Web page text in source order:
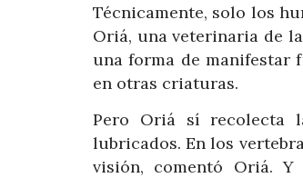
Técnicamente, solo los
Oriá, una veterinaria de
una forma de manifestar
en otras criaturas.
Pero Oriá sí recolecta
lubricados. En los
visión, comentó Oriá.